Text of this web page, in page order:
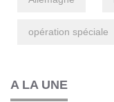
opération spéciale
A LA UNE